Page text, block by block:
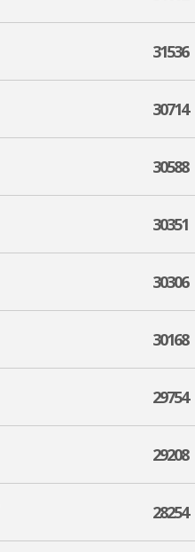
31536
30714
30588
30351
30306
30168
29754
29208
28254